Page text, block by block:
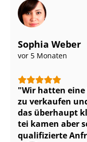
Sophia Weber
vor 5 Monaten
Wir hatten
zu verkaufen
das überhaupt
tei kamen aber
qualifizierte